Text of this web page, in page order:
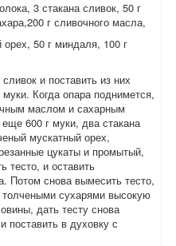
3 стакана сливок, 50 г
г сливочного масла,
50 г миндаля, 100 г
и поставить из них
Когда опара поднимется,
маслом и сахарным
600 г муки, два стакана
мускатный орех,
цукаты и промытый,
и оставить
Потом снова вымесить тесто,
сухарями высокую
дать тесту снова
в духовку с